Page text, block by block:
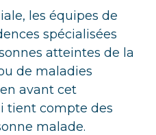
les équipes de
spécialisées
atteintes de la
de maladies
avant cet
tient compte des
malade.